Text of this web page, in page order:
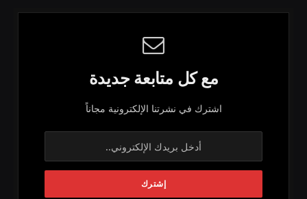
مع كل متابعة جديدة
اشترك في نشرتنا الإلكترونية مجاناً